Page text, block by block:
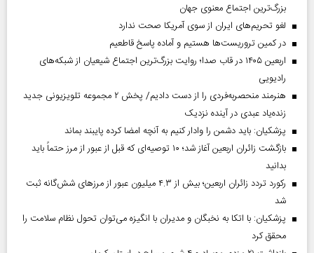
بزرگ‌ترین اجتماع معنوی جهان
لغو تحریم‌های ایران از سوی آمریکا صحت ندارد
در کمین تروریست‌ها هستیم و آماده پاسخ قاطعیم
اربعین ۱۴۰۵ در قاب صدا؛ روایت بزرگ‌ترین اجتماع شیعیان از شبکه‌های
رادیویی
هنرمند منحصر‌به‌فردی را از دست دادیم/ پخش ۲ مجموعه تلویزیونی جدید
زنده‌یاد عبدی در آینده نزدیک
پزشکیان: باید دشمن را وادار کنیم به آنچه امضا کرده پایبند بماند
بازگشت زائران اربعین آغاز شد؛ ۱۰ توصیه‌ای که قبل از عبور از مرز حتماً باید
بدانید
رکورد تردد زائران اربعین؛ بیش از ۴.۳ میلیون عبور از مرزهای شش‌گانه ثبت
شد
پزشکیان: با اتکا به نخبگان و مدیران با انگیزه می‌توان تحول نظام سلامت را
محقق کرد